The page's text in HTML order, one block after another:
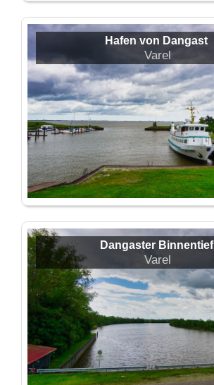
Hafen von Dangast
Varel
Dangaster Binnentief
Varel